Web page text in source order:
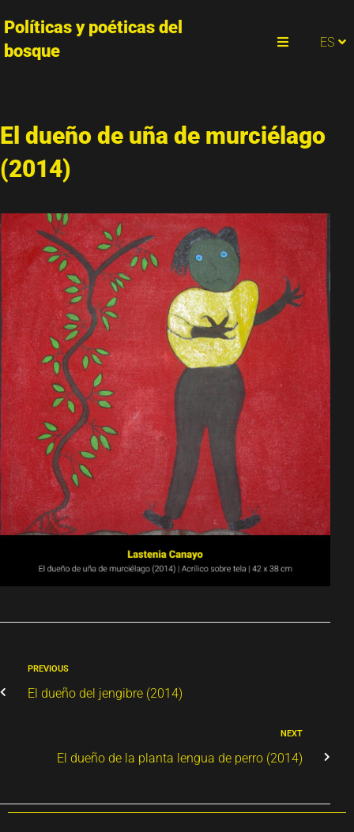
Políticas y poéticas del
bosque
ES
EN
El dueño de uña de murciélago
(2014)
PREVIOUS
El dueño del jengibre (2014)
NEXT
El dueño de la planta lengua de perro (2014)